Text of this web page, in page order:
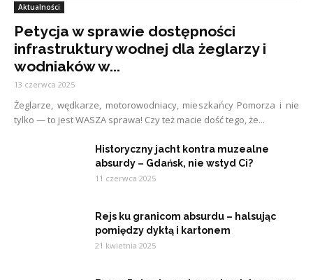
Aktualności
Petycja w sprawie dostępności
infrastruktury wodnej dla żeglarzy i
wodniaków w...
13 czerwca 2025
Żeglarze, wędkarze, motorowodniacy, mieszkańcy Pomorza i nie
tylko — to jest WASZA sprawa! Czy też macie dość tego, że...
Historyczny jacht kontra muzealne
absurdy – Gdańsk, nie wstyd Ci?
11 czerwca 2025
Rejs ku granicom absurdu – halsując
pomiędzy dyktą i kartonem
21 kwietnia 2025